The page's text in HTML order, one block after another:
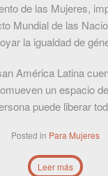
de las Mujeres,
Mundial de las
la igualdad de
América Latina
un espacio
puede liberar
Posted in Para Mujeres
Leer más